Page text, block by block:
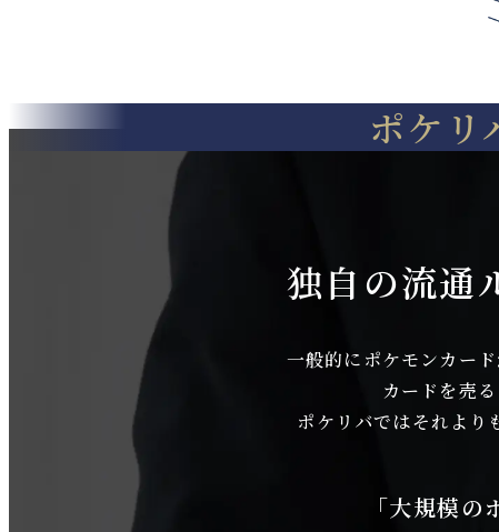
¥3,000,000(税込)
買取価格
¥ ¥
っこピカチュ
ウ 151/XY-P
っこピカチュ
ウ 150/XY-P
ポケリ
独自の流通
一般的にポケモンカー
カードを売
ポケリバではそれより
「大規模の